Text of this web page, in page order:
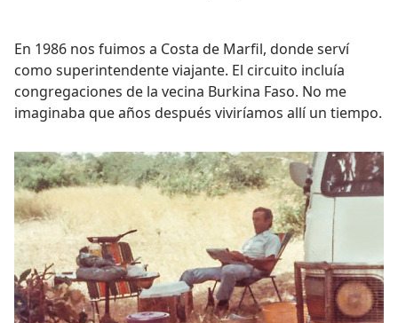
En 1986 nos fuimos a Costa de Marfil, donde serví
como superintendente viajante. El circuito incluía
congregaciones de la vecina Burkina Faso. No me
imaginaba que años después viviríamos allí un tiempo.